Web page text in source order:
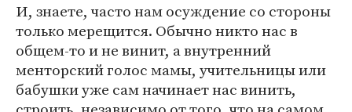
И, знаете, часто нам осуждение со стороны
только мерещится. Обычно никто нас в
общем-то и не винит, а внутренний
менторский голос мамы, учительницы или
бабушки уже сам начинает нас винить,